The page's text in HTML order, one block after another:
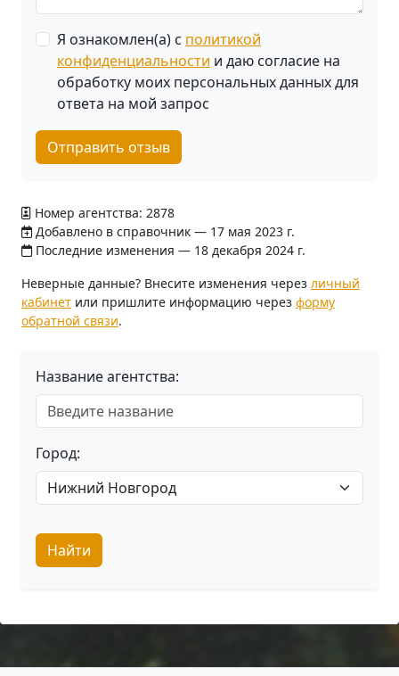
Я ознакомлен(а) с политикой
конфиденциальности и даю согласие на
обработку моих персональных данных для
ответа на мой запрос
Отправить отзыв
Номер агентства: 2878
Добавлено в справочник — 17 мая 2023 г.
Последние изменения — 18 декабря 2024 г.
Неверные данные? Внесите изменения через личный
кабинет или пришлите информацию через форму
обратной связи.
Название агентства:
Город:
Найти